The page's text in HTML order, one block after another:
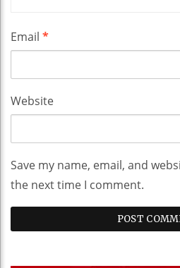
Email *
Website
Save my name, email, and
the next time I comment.